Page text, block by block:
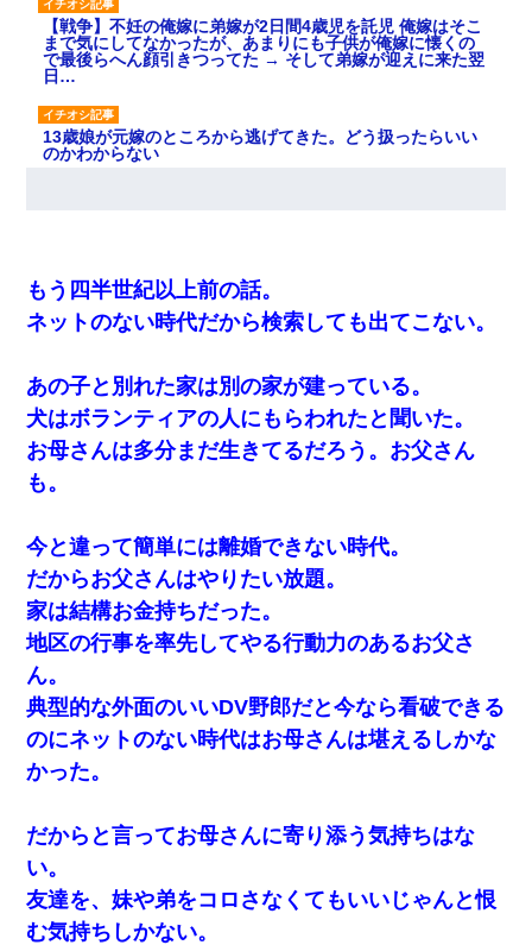
【戦争】不妊の俺嫁に弟嫁が2日間4歳児を託児 俺嫁はそこ
まで気にしてなかったが、あまりにも子供が俺嫁に懐くの
で最後らへん顔引きつってた → そして弟嫁が迎えに来た翌
日…
13歳娘が元嫁のところから逃げてきた。どう扱ったらいい
のかわからない
最近うちの庭に知らない男の人がしょっちゅう入ってく
る。それを職場で愚痴ったら、同僚男性が怒鳴りつけてき
ワイ144kg彼女98kgデブカップル、1年間毎日行為しまく
った結果
放置子が病院送りになったらしい → 俺（二度と帰ってくる
義兄嫁が義実家で「コロナ陽性だったからこのまま療養さ
せて下さい」と言い出してド修羅場になった
【報告者がキチ】嫁「妊娠した」俺『それじゃあ皆に祝っ
俺『皆に祝えてもらえて良かったな！』→
妻が亡くなったんだけど正直ガチで嬉しい
に入っていき、1時間後に号泣しながら出てきて…
隣の部屋の住民の母親、オートロックを突破してマンショ
ンに入り込んできたみたいで、ずっとドアの前で喚いてて
滅茶苦茶うるさかった。
もう四半世紀以上前の話。
ネットのない時代だから検索しても出てこない。
あの子と別れた家は別の家が建っている。
犬はボランティアの人にもらわれたと聞いた。
お母さんは多分まだ生きてるだろう。お父さん
も。
今と違って簡単には離婚できない時代。
だからお父さんはやりたい放題。
家は結構お金持ちだった。
地区の行事を率先してやる行動力のあるお父さ
ん。
典型的な外面のいいDV野郎だと今なら看破できる
のにネットのない時代はお母さんは堪えるしかな
かった。
だからと言ってお母さんに寄り添う気持ちはな
い。
友達を、妹や弟をコロさなくてもいいじゃんと恨
む気持ちしかない。